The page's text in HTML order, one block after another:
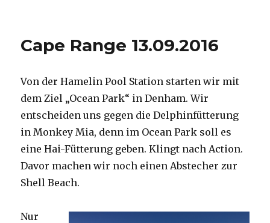
Cape Range 13.09.2016
Von der Hamelin Pool Station starten wir mit
dem Ziel „Ocean Park“ in Denham. Wir
entscheiden uns gegen die Delphinfütterung
in Monkey Mia, denn im Ocean Park soll es
eine Hai-Fütterung geben. Klingt nach Action.
Davor machen wir noch einen Abstecher zur
Shell Beach.
Nur